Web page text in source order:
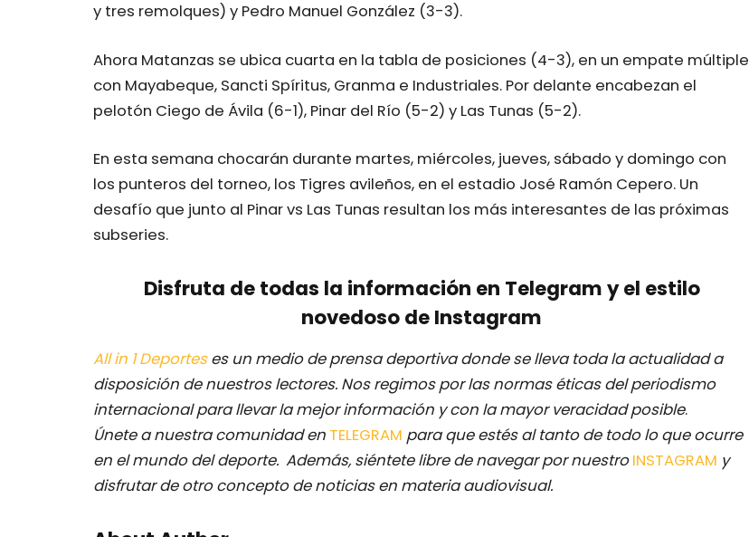
y tres remolques) y Pedro Manuel González (3-3).
Ahora Matanzas se ubica cuarta en la tabla de posiciones (4-3), en un empate múltiple
con Mayabeque, Sancti Spíritus, Granma e Industriales. Por delante encabezan el
pelotón Ciego de Ávila (6-1), Pinar del Río (5-2) y Las Tunas (5-2).
En esta semana chocarán durante martes, miércoles, jueves, sábado y domingo con
los punteros del torneo, los Tigres avileños, en el estadio José Ramón Cepero. Un
desafío que junto al Pinar vs Las Tunas resultan los más interesantes de las próximas
subseries.
Disfruta de todas la información en Telegram y el estilo
novedoso de Instagram
All in 1 Deporteses un medio de prensa deportiva donde se lleva toda la actualidad a
disposición de nuestros lectores. Nos regimos por las normas éticas del periodismo
internacional para llevar la mejor información y con la mayor veracidad posible.
Únete a nuestra comunidad en TELEGRAM para que estés al tanto de todo lo que ocurre
en el mundo del deporte. Además, siéntete libre de navegar por nuestro INSTAGRAM y
disfrutar de otro concepto de noticias en materia audiovisual.